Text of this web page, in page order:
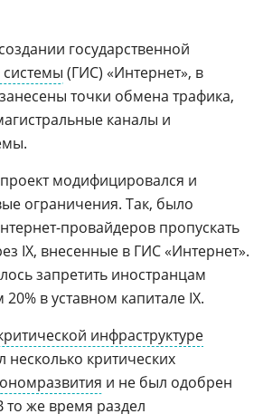
государственной
(ГИС) «Интернет», в
точки обмена трафика,
каналы и
модифицировался и
ограничения. Так, было
провайдеров пропускать
IX, внесенные в ГИС «Интернет».
запретить иностранцам
в уставном капитале IX.
инфраструктуре
несколько критических
и не был одобрен
то же время раздел